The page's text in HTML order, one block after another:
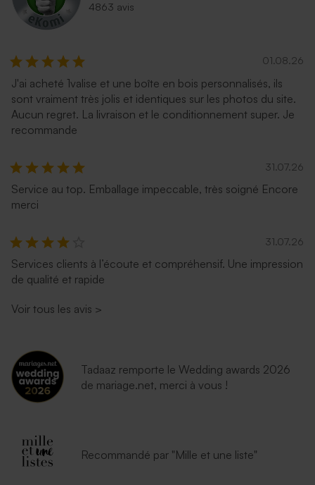
Carrément rouge
Enveloppe recyclée mariage
carrée
4863 avis
01.08.26
J'ai acheté 1valise et une boîte en bois personnalisés, ils
sont vraiment très jolis et identiques sur les photos du site.
Aucun regret. La livraison et le conditionnement super. Je
recommande
31.07.26
Service au top. Emballage impeccable, très soigné Encore
merci
31.07.26
Services clients à l’écoute et compréhensif. Une impression
de qualité et rapide
Voir tous les avis >
Tadaaz remporte le Wedding awards 2026
de mariage.net, merci à vous !
Recommandé par "Mille et une liste"